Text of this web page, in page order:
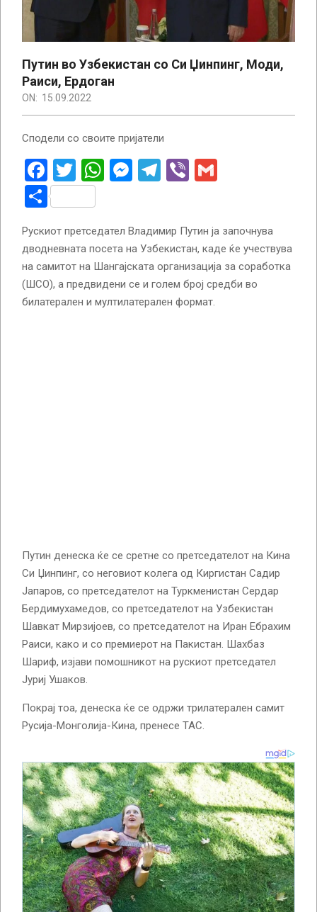
Путин во Узбекистан со Си Џинпинг, Моди,
Раиси, Ердоган
ON: 15.09.2022
Сподели со своите пријатели
Facebook
Twitter
WhatsApp
Messenger
Telegram
Viber
Share
Рускиот претседател Владимир Путин ја започнува
дводневната посета на Узбекистан, каде ќе учествува
на самитот на Шангајската организација за соработка
(ШСО), а предвидени се и голем број средби во
билатерален и мултилатерален формат.
Путин денеска ќе се сретне со претседателот на Кина
Си Џинпинг, со неговиот колега од Киргистан Садир
Јапаров, со претседателот на Туркменистан Сердар
Бердимухамедов, со претседателот на Узбекистан
Шавкат Мирзијоев, со претседателот на Иран Ебрахим
Раиси, како и со премиерот на Пакистан. Шахбаз
Шариф, изјави помошникот на рускиот претседател
Јуриј Ушаков.
Покрај тоа, денеска ќе се одржи трилатерален самит
Русија-Монголија-Кина, пренесе ТАС.